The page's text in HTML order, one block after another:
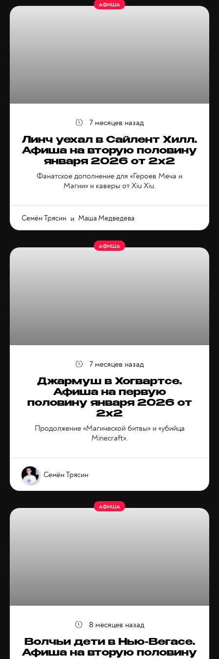
Линч уехал в Сайлент Хилл.
Афиша на вторую половину
января 2026 от 2x2
Фанатское дополнение для «Героев Меча и
Магии» и каверы от Xiu Xiu.
АФИША
Семён Трясин и Маша Медведева
7 месяцев назад
Джармуш в Хогвартсе.
Афиша на первую
половину января 2026 от
2x2
Продолжение «Магической битвы» и «убийца
Minecraft».
АФИША
Семён Трясин
7 месяцев назад
Волчьи дети в Нью-Вегасе.
Афиша на вторую половину
АФИША
8 месяцев назад